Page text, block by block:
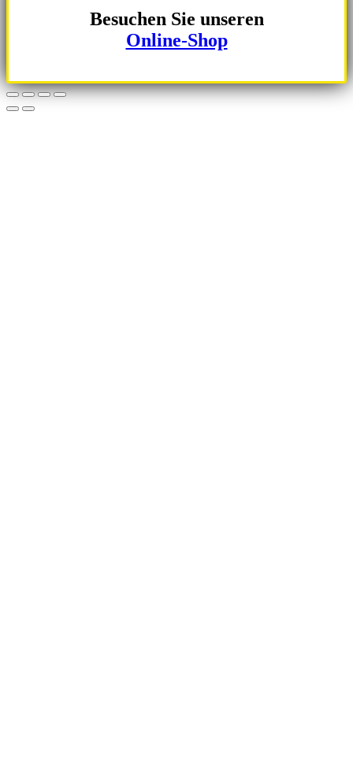
Besuchen Sie unseren
Online-Shop